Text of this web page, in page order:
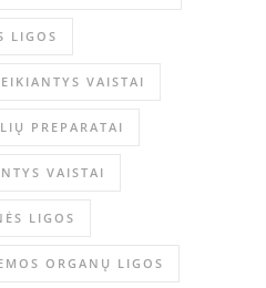
LIGOS
VAISTAI
PREPARATAI
VAISTAI
LIGOS
ORGANŲ LIGOS